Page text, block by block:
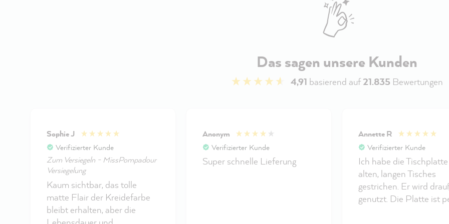
Das sagen unsere Kunden
4,91 basierend auf 21.835 Bewertungen
Sophie J
Verifizierter Kunde
Zum Versiegeln - MissPompadour
Versiegelung
Kaum sichtbar, das tolle
matte Flair der Kreidefarbe
bleibt erhalten, aber die
Anonym
Verifizierter Kunde
Super schnelle Lieferung
Annette R
Verifizierter Kunde
Ich habe die
alten, langen Tisches
gestrichen. Er wird
genutzt. Die Platte ist